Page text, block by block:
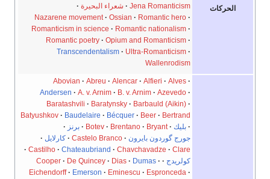
الحركات
Jena Romanticism
شعراء البحيرة
Nazarene movement
Ossian
Romantic hero
Romanticism in science
Romantic nationalism
Romantic poetry
Opium and Romanticism
Transcendentalism
Ultra-Romanticism
Wallenrodism
Abovian Abreu Alencar Alfieri
Alves
Andersen
A. v. Arnim B. v. Arnim
Azevedo
Baratashvili
Baratynsky
Barbauld (Aikin)
Batyushkov
Baudelaire Bécquer Beer
Bertrand
بليك
Botev Brentano Bryant
برنز
جورج گوردون بايرون
Castelo Branco
كارلايل
Castilho
Chateaubriand Chavchavadze
Clare
كولريدج
Cooper De Quincey Dias
Dumas
Eichendorff
Emerson Eminescu
Espronceda